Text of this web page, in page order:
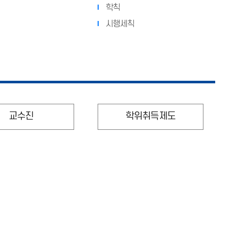
학칙
시행세칙
교수진 학위취득제도